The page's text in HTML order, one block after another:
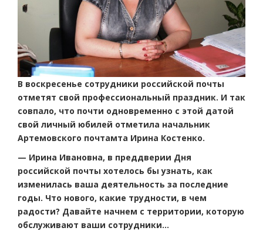
В воскресенье сотрудники российской почты
отметят свой профессиональный праздник. И так
совпало, что почти одновременно с этой датой
свой личный юбилей отметила начальник
Артемовского почтамта Ирина Костенко.
— Ирина Ивановна, в преддверии Дня
российской почты хотелось бы узнать, как
изменилась ваша деятельность за последние
годы. Что нового, какие трудности, в чем
радости? Давайте начнем с территории, которую
обслуживают ваши сотрудники…